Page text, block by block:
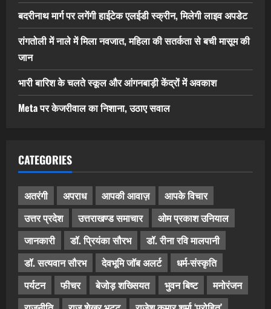
बदरीनाथ मार्ग पर लगेंगी हाईटेक एलईडी स्क्रीन, मिलेगी लाइव अपडेट
रांगतोली में नाले में मिला नवजात, महिला की सतर्कता से बची मासूम की
जान
भारी बारिश के चलते स्कूल और आंगनबाड़ी केंद्रों में अवकाश
Meta पर केजरीवाल का निशाना, उठाए सवाल
CATEGORIES
अतरंगी अपराध आपकी आवाज़
आपके विचार
उत्तर प्रदेश
उत्तराखण्ड समाचार
ओम प्रकाश उनियाल
जानकारी
डॉ. प्रियंका सौरभ
डॉ. रीना रवि मालपानी
डॉ. सत्यवान सौरभ
देवभूमि जॉब अलर्ट
धर्म-संस्कृति
पर्यटन
फीचर बेजोड़ शख्सियत भुवन बिष्ट
मनोरंजन